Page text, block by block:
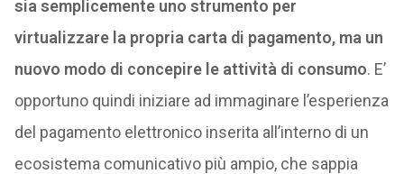
sia semplicemente uno strumento per
virtualizzare la propria carta di pagamento, ma un
nuovo modo di concepire le attività di consumo. E’
opportuno quindi iniziare ad immaginare l’esperienza
del pagamento elettronico inserita all’interno di un
ecosistema comunicativo più ampio, che sappia